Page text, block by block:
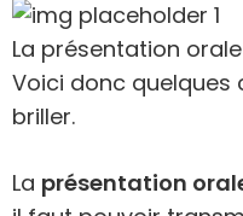
La présentation
Voici donc quelques
briller.
La présentation